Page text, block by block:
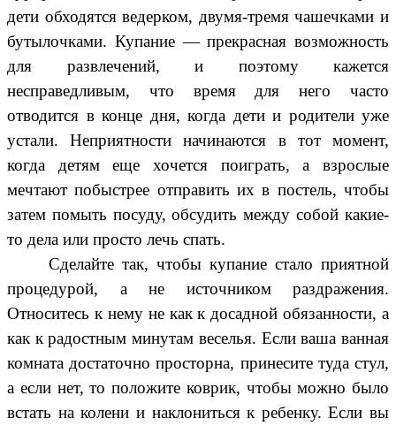
дети обходятся ведерком, двумя-тремя чашечками и
бутылочками. Купание — прекрасная возможность
для развлечений, и поэтому кажется
несправедливым, что время для него часто
отводится в конце дня, когда дети и родители уже
устали. Неприятности начинаются в тот момент,
когда детям еще хочется поиграть, а взрослые
мечтают побыстрее отправить их в постель, чтобы
затем помыть посуду, обсудить между собой какие-
то дела или просто лечь спать.
Сделайте так, чтобы купание стало приятной
процедурой, а не источником раздражения.
Относитесь к нему не как к досадной обязанности, а
как к радостным минутам веселья. Если ваша ванная
комната достаточно просторна, принесите туда стул,
а если нет, то положите коврик, чтобы можно было
встать на колени и наклониться к ребенку. Если вы